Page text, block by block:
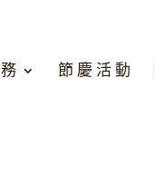
節慶活動